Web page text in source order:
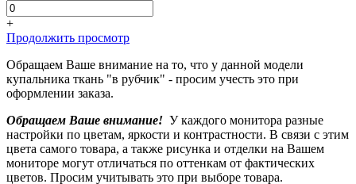
+
Продолжить просмотр
Обращаем Ваше внимание на то, что у данной модели
купальника ткань "в рубчик" - просим учесть это при
оформлении заказа.
Обращаем Ваше внимание! У каждого монитора разные
настройки по цветам, яркости и контрастности. В связи с этим
цвета самого товара, а также рисунка и отделки на Вашем
мониторе могут отличаться по оттенкам от фактических
цветов. Просим учитывать это при выборе товара.